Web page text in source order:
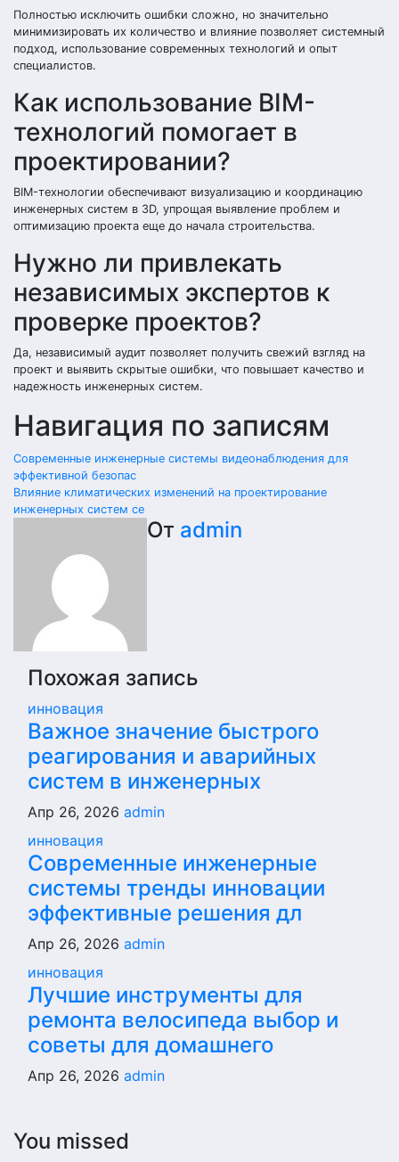
Полностью исключить ошибки сложно, но значительно
минимизировать их количество и влияние позволяет системный
подход, использование современных технологий и опыт
специалистов.
Как использование BIM-
технологий помогает в
проектировании?
BIM-технологии обеспечивают визуализацию и координацию
инженерных систем в 3D, упрощая выявление проблем и
оптимизацию проекта еще до начала строительства.
Нужно ли привлекать
независимых экспертов к
проверке проектов?
Да, независимый аудит позволяет получить свежий взгляд на
проект и выявить скрытые ошибки, что повышает качество и
надежность инженерных систем.
Навигация по записям
Современные инженерные системы видеонаблюдения для
эффективной безопас
Влияние климатических изменений на проектирование
инженерных систем се
От admin
Похожая запись
инновация
Важное значение быстрого
реагирования и аварийных
систем в инженерных
Апр 26, 2026 admin
инновация
Современные инженерные
системы тренды инновации
эффективные решения дл
Апр 26, 2026 admin
инновация
Лучшие инструменты для
ремонта велосипеда выбор и
советы для домашнего
Апр 26, 2026 admin
You missed